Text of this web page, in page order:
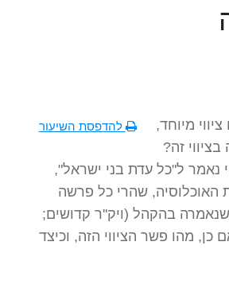
להדפסת השיעור
מיוחד,
זה?
נאמר ל"כל עדת בני ישראל",
האוכלוסיה, שהרי כל פרשה
בהקהל (ויק''ר קדושים;
מהו פשר הציווי הזה, וכיצד